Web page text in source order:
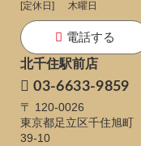
[定休日]
木曜日
電話する
北千住駅前店
03-6633-9859
〒 120-0026
東京都足立区千住旭町
39-10